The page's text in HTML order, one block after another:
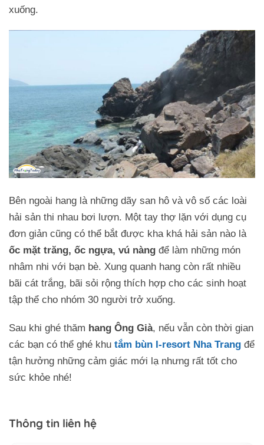
xuống.
Bên ngoài hang là những dãy san hô và vô số các loài
hải sản thi nhau bơi lượn. Một tay thợ lặn với dụng cụ
đơn giản cũng có thể bắt được kha khá hải sản nào là
ốc mặt trăng, ốc ngựa, vú nàng để làm những món
nhâm nhi với bạn bè. Xung quanh hang còn rất nhiều
bãi cát trắng, bãi sỏi rộng thích hợp cho các sinh hoạt
tập thể cho nhóm 30 người trở xuống.
Sau khi ghé thăm hang Ông Già, nếu vẫn còn thời gian
các bạn có thể ghé khu tắm bùn I-resort Nha Trang để
tận hưởng những cảm giác mới lạ nhưng rất tốt cho
sức khỏe nhé!
Thông tin liên hệ